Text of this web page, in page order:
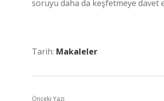
soruyu daha da keşfetmeye davet
Tarih: Makaleler
Önceki Yazı